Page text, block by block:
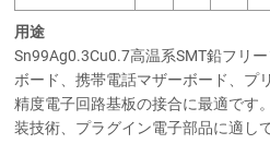
用途
Sn99Ag0.3Cu0.7高温系SMT鉛フリ
ボード、携帯電話マザーボード、プ
精度電子回路基板の接合に最適です
装技術、プラグイン電子部品に適し